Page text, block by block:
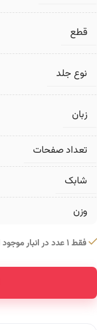
قطع
نوع جلد
زبان
تعداد صفحات
شابک
وزن
فقط 1 عدد در انبار موجود است